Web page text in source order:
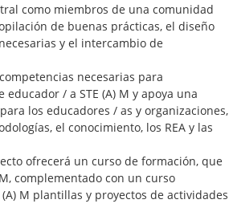
como miembros de una comunidad
de buenas prácticas, el diseño
y el intercambio de
necesarias para
/ a STE (A) M y apoya una
los educadores / as y organizaciones,
el conocimiento, los REA y las
ofrecerá un curso de formación, que
complementado con un curso
M plantillas y proyectos de actividades